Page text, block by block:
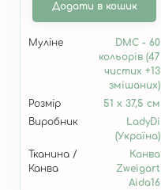
Додати в кошик
Муліне
DMC - 60
кольорів (47
чистих +13
змішаних)
Розмір
51 х 37,5 см
Виробник
LadyDi
(Україна)
Тканина /
Канва
Канва
Zweigart
Aida16